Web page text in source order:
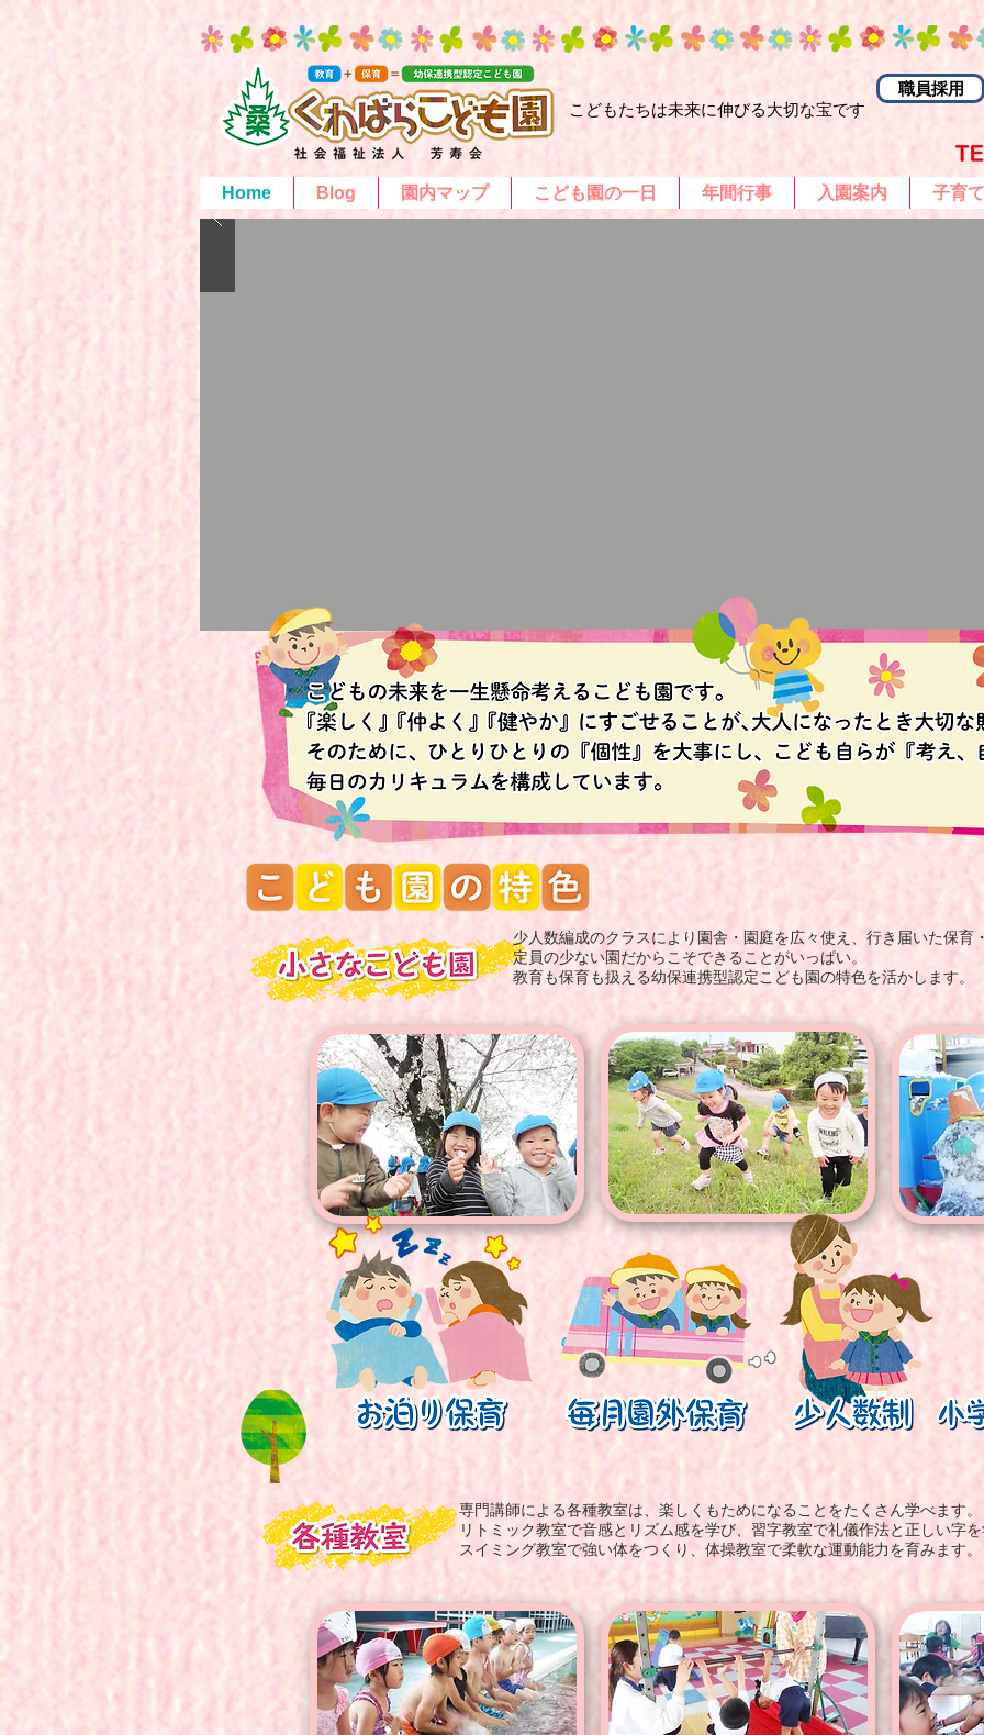
こどもたちは未来に伸びる大切な宝です
職員採用
Home Blog 園内マップ こども園の一日 年間行事 入園案内 子育
少人数編成のクラスにより園舎・園庭を広々使え、行き届いた保育
定員の少ない園だからこそできることがいっぱい。
教育も保育も扱える幼保連携型認定こども園の特色を活かします。
専門講師による各種教室は、楽しくもためになることをたくさん学べます。
リトミック教室で音感とリズム感を学び、習字教室で礼儀作法と正しい字
スイミング教室で強い体をつくり、体操教室で柔軟な運動能力を育みます。